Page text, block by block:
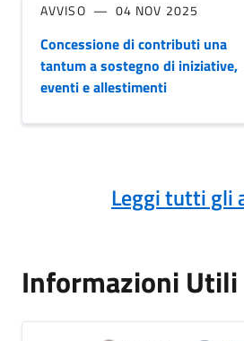
AVVISO 04 NOV 2025
Concessione di contributi una
tantum a sostegno di iniziative,
eventi e allestimenti
Leggi tutti gli
Informazioni Utili